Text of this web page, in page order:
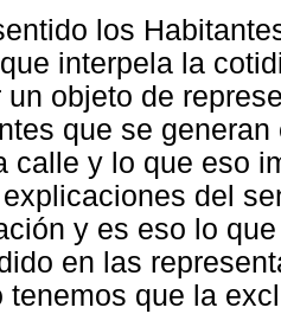
los
interpela la
un objeto de
que se generan
calle y lo que eso
del
y es eso lo
en las
tenemos que la